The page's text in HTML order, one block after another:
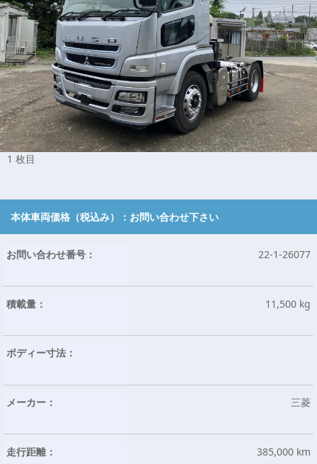
1 枚目
本体車両価格（税込み）： お問い合わせ下さい
お問い合わせ番号： 22-1-26077
積載量： 11,500 kg
ボディー寸法：
メーカー： 三菱
走行距離： 385,000 km